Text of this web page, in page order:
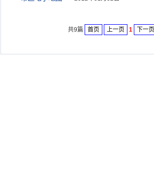
共9篇 首页 上一页 1 下一页